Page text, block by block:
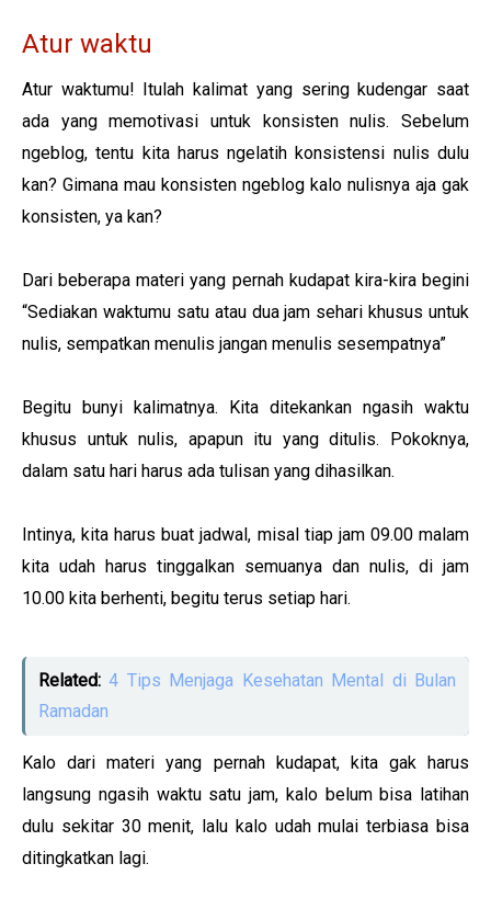
Atur waktu
Atur waktumu! Itulah kalimat yang sering kudengar saat
ada yang memotivasi untuk konsisten nulis. Sebelum
ngeblog, tentu kita harus ngelatih konsistensi nulis dulu
kan? Gimana mau konsisten ngeblog kalo nulisnya aja gak
konsisten, ya kan?
Dari beberapa materi yang pernah kudapat kira-kira begini
“Sediakan waktumu satu atau dua jam sehari khusus untuk
nulis, sempatkan menulis jangan menulis sesempatnya”
Begitu bunyi kalimatnya. Kita ditekankan ngasih waktu
khusus untuk nulis, apapun itu yang ditulis. Pokoknya,
dalam satu hari harus ada tulisan yang dihasilkan.
Intinya, kita harus buat jadwal, misal tiap jam 09.00 malam
kita udah harus tinggalkan semuanya dan nulis, di jam
10.00 kita berhenti, begitu terus setiap hari.
Related:4 Tips Menjaga Kesehatan Mental di Bulan
Ramadan
Kalo dari materi yang pernah kudapat, kita gak harus
langsung ngasih waktu satu jam, kalo belum bisa latihan
dulu sekitar 30 menit, lalu kalo udah mulai terbiasa bisa
ditingkatkan lagi.